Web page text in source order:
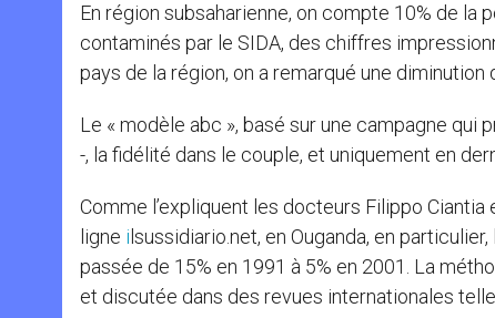
En région subsaharienne, on compte 10% de la
contaminés par le SIDA, des chiffres
pays de la région, on a remarqué une
Le « modèle abc », basé sur une campagne
-, la fidélité dans le couple, et uniquement en
Comme l’expliquent les docteurs Filippo
ligne i lsussidiario.net, en Ouganda, en
passée de 15% en 1991 à 5% en 2001. La
et discutée dans des revues internationales